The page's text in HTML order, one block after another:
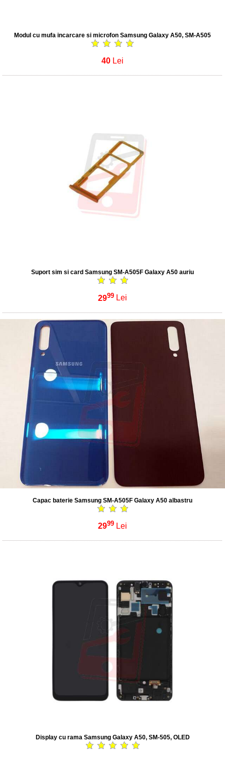
Modul cu mufa incarcare si microfon Samsung Galaxy A50, SM-A505
40 Lei
Suport sim si card Samsung SM-A505F Galaxy A50 auriu
2999 Lei
Capac baterie Samsung SM-A505F Galaxy A50 albastru
2999 Lei
Display cu rama Samsung Galaxy A50, SM-505, OLED